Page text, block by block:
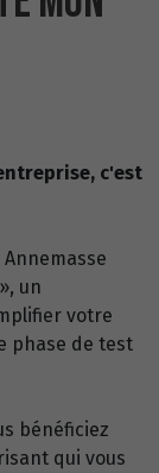
c'est
un
votre
phase de test
bénéficiez
qui vous